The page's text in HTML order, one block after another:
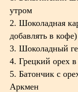
утром
2. Шоколадная
добавлять в кофе)
3. Шоколадный
4. Грецкий орех
5. Батончик с
Аркмен